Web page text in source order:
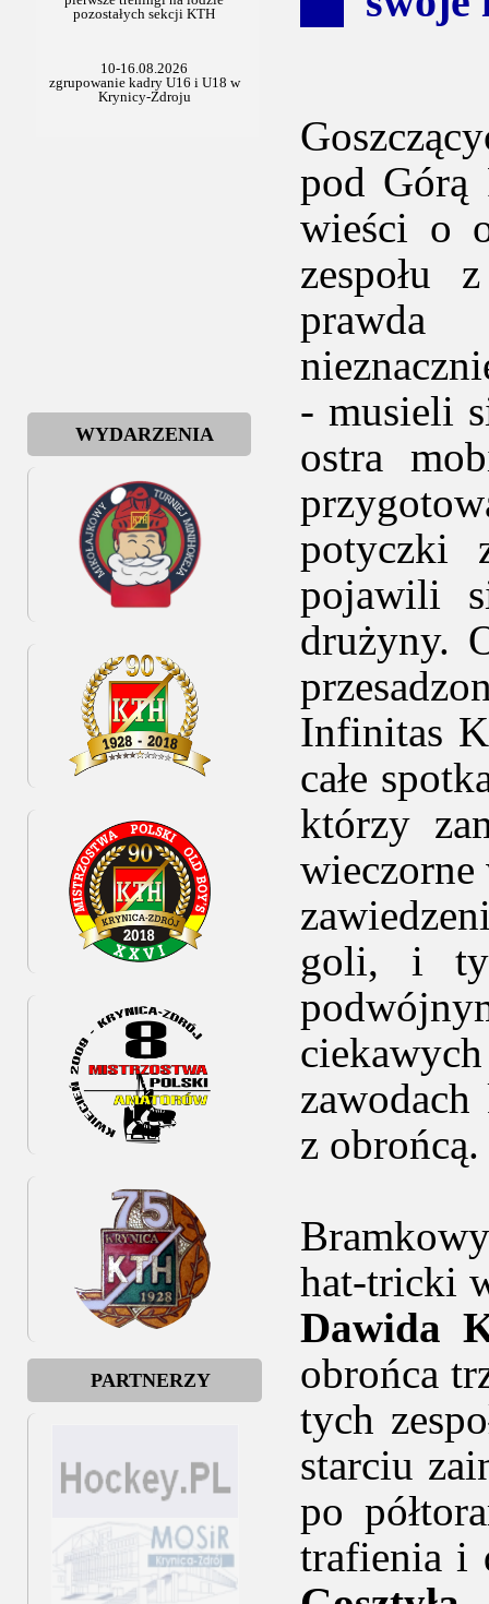
WYDARZENIA
PARTNERZY
pod Górą
wieści o
zespołu
prawda
- musieli
ostra
potyczki
pojawili
drużyny.
Infinitas
całe
którzy
goli, i
z obrońcą.
hat-tricki
Dawida
obrońca
tych
starciu
po
trafienia i